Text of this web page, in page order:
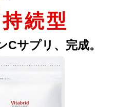
持続型
Cサプリ、完成。